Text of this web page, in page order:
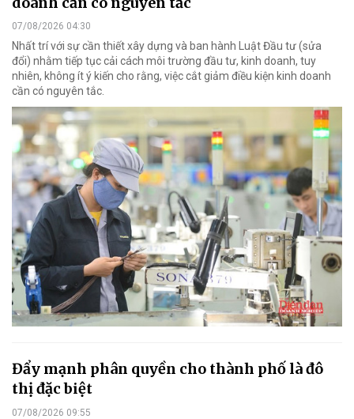
07/08/2026 04:30
Nhất trí với sự cần thiết xây dựng và ban hành Luật Đầu tư (sửa
đổi) nhằm tiếp tục cải cách môi trường đầu tư, kinh doanh, tuy
nhiên, không ít ý kiến cho rằng, việc cắt giảm điều kiện kinh doanh
cần có nguyên tắc.
Đẩy mạnh phân quyền cho thành phố là đô
thị đặc biệt
07/08/2026 09:55